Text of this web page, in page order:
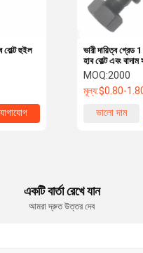
ভিডিও
গুণমান নিয়ন্ত্রণ
আমাদের সাথে
ভারী দায়িত্ব
হাব বোল্ট এবং বাদাম
MOQ:2000
মূল্য:$0.80-
ভালো দাম
বোল্ট হুইল
একটি বার্তা রেখে যান
আমরা দ্রুত উত্তর দেব